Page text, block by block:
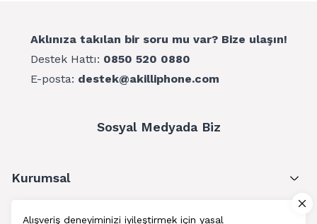
Alışveriş deneyiminizi iyileştirmek için yasal
Aklınıza takılan bir soru mu var? Bize ulaşın!
Destek Hattı: 0850 520 0880
E-posta: destek@akilliphone.com
Sosyal Medyada Biz
Kurumsal
Müşteri Hizmetleri